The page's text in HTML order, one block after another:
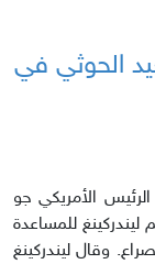
الحوثي في
الأمريكي جو
للمساعدة
وقال ليندركينغ